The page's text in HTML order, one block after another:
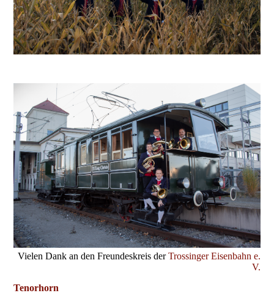
Vielen Dank an den Freundeskreis derTrossinger Eisenbahn e.
V.
Tenorhorn